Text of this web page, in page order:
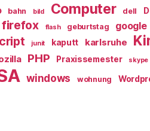
bahn bild Computer dell
firefox flash geburtstag google
junit kaputt karlsruhe
PHP Praxissemester skype
windows wohnung